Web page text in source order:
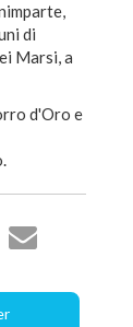
di
Marsi, a
d'Oro e